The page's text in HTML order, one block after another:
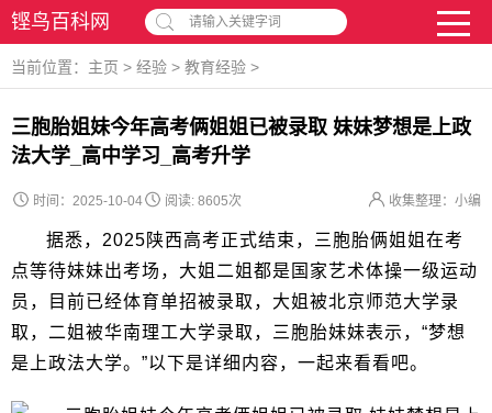
铿鸟百科网 请输入关键字词
当前位置： 主页 > 经验 > 教育经验 >
三胞胎姐妹今年高考俩姐姐已被录取 妹妹梦想是上政
法大学_高中学习_高考升学
时间：2025-10-04 收集整理：小编
阅读: 8605次
据悉，2025陕西高考正式结束，三胞胎俩姐姐在考
点等待妹妹出考场，大姐二姐都是国家艺术体操一级运动
员，目前已经体育单招被录取，大姐被北京师范大学录
取，二姐被华南理工大学录取，三胞胎妹妹表示，“梦想
是上政法大学。”以下是详细内容，一起来看看吧。